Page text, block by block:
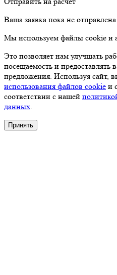
Ваша заявка пока не отправлена
Мы используем файлы cookie и
Это позволяет нам улучшать
посещаемость и предоставлять
предложения. Используя сайт,
использования файлов cookie и
соответствии с нашей
данных
Принять